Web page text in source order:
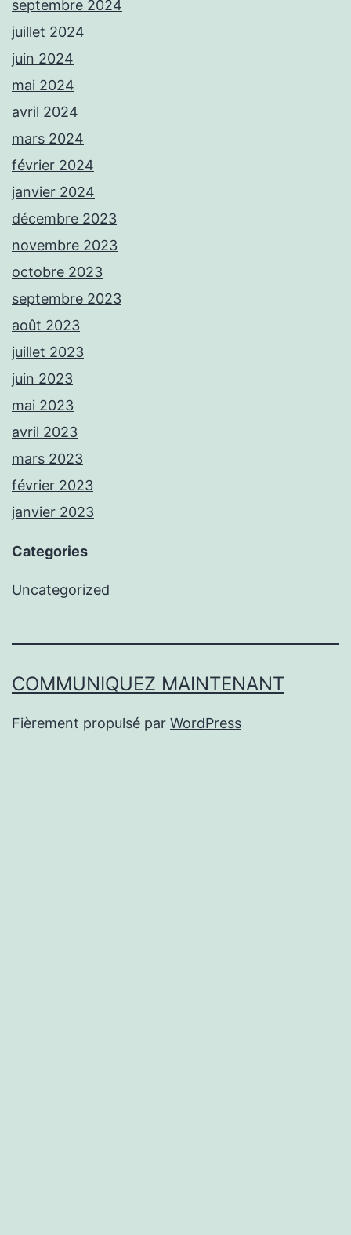
septembre 2024
juillet 2024
juin 2024
mai 2024
avril 2024
mars 2024
février 2024
janvier 2024
décembre 2023
novembre 2023
octobre 2023
septembre 2023
août 2023
juillet 2023
juin 2023
mai 2023
avril 2023
mars 2023
février 2023
janvier 2023
Categories
Uncategorized
COMMUNIQUEZ MAINTENANT
Fièrement propulsé par WordPress